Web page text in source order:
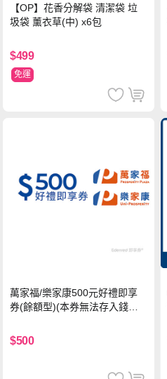
【OP】花香分解袋 清潔袋 垃
圾袋 薰衣草(中) x6包
$499
免運
萬家福/樂家康500元好禮即享
券(餘額型)(本券無法存入錢包
$500